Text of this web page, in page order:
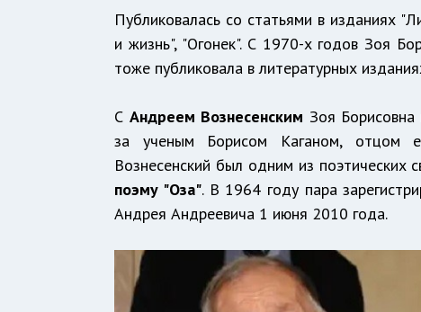
Публиковалась со статьями в изданиях
и жизнь", "Огонек". С 1970-х годов Зоя
тоже публиковала в литературных
С Андреем Вознесенским Зоя
за ученым Борисом Каганом, отцом
Вознесенский был одним из поэтических
поэму "Оза". В 1964 году пара
Андрея Андреевича 1 июня 2010 года.